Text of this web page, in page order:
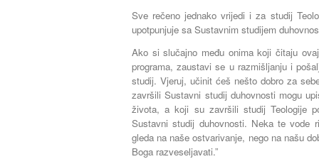
Sve rečeno jednako vrijedi i za studij
upotpunjuje sa Sustavnim studijem
Ako si slučajno među onima koji čitaju
programa, zaustavi se u razmišljanju i
studij. Vjeruj, učinit ćeš nešto dobro za
završili Sustavni studij duhovnosti mogu
života, a koji su završili studij Teologije
Sustavni studij duhovnosti. Neka te vode
gleda na naše ostvarivanje, nego na našu
Boga razveseljavati.”